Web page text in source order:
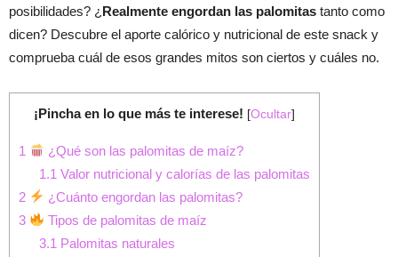
posibilidades? ¿ Realmente engordan las palomitas tanto como
dicen? Descubre el aporte calórico y nutricional de este snack y
comprueba cuál de esos grandes mitos son ciertos y cuáles no.
¡Pincha en lo que más te interese! [Ocultar]
1
¿Qué son las palomitas de maíz?
1.1 Valor nutricional y calorías de las palomitas
2
¿Cuánto engordan las palomitas?
3
Tipos de palomitas de maíz
3.1 Palomitas naturales